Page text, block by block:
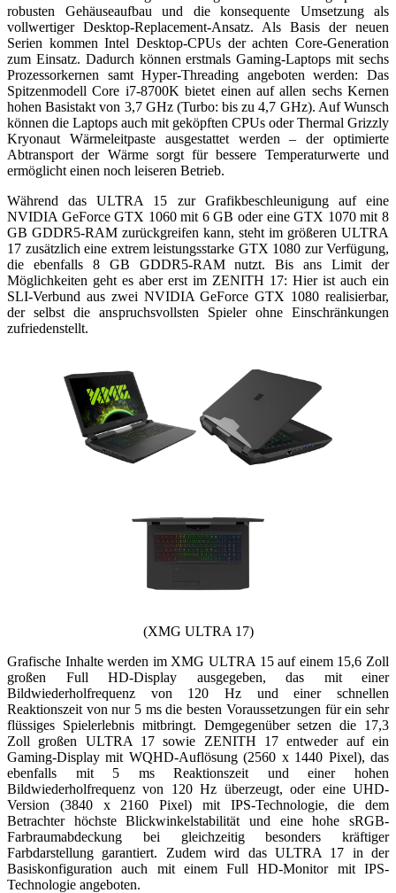
robusten Gehäuseaufbau und die konsequente Umsetzung als
vollwertiger Desktop-Replacement-Ansatz. Als Basis der neuen
Serien kommen Intel Desktop-CPUs der achten Core-Generation
zum Einsatz. Dadurch können erstmals Gaming-Laptops mit sechs
Prozessorkernen samt Hyper-Threading angeboten werden: Das
Spitzenmodell Core i7-8700K bietet einen auf allen sechs Kernen
hohen Basistakt von 3,7 GHz (Turbo: bis zu 4,7 GHz). Auf Wunsch
können die Laptops auch mit geköpften CPUs oder Thermal Grizzly
Kryonaut Wärmeleitpaste ausgestattet werden – der optimierte
Abtransport der Wärme sorgt für bessere Temperaturwerte und
ermöglicht einen noch leiseren Betrieb.
Während das ULTRA 15 zur Grafikbeschleunigung auf eine
NVIDIA GeForce GTX 1060 mit 6 GB oder eine GTX 1070 mit 8
GB GDDR5-RAM zurückgreifen kann, steht im größeren ULTRA
17 zusätzlich eine extrem leistungsstarke GTX 1080 zur Verfügung,
die ebenfalls 8 GB GDDR5-RAM nutzt. Bis ans Limit der
Möglichkeiten geht es aber erst im ZENITH 17: Hier ist auch ein
SLI-Verbund aus zwei NVIDIA GeForce GTX 1080 realisierbar,
der selbst die anspruchsvollsten Spieler ohne Einschränkungen
zufriedenstellt.
(XMG ULTRA 17)
Grafische Inhalte werden im XMG ULTRA 15 auf einem 15,6 Zoll
großen Full HD-Display ausgegeben, das mit einer
Bildwiederholfrequenz von 120 Hz und einer schnellen
Reaktionszeit von nur 5 ms die besten Voraussetzungen für ein sehr
flüssiges Spielerlebnis mitbringt. Demgegenüber setzen die 17,3
Zoll großen ULTRA 17 sowie ZENITH 17 entweder auf ein
Gaming-Display mit WQHD-Auflösung (2560 x 1440 Pixel), das
ebenfalls mit 5 ms Reaktionszeit und einer hohen
Bildwiederholfrequenz von 120 Hz überzeugt, oder eine UHD-
Version (3840 x 2160 Pixel) mit IPS-Technologie, die dem
Betrachter höchste Blickwinkelstabilität und eine hohe sRGB-
Farbraumabdeckung bei gleichzeitig besonders kräftiger
Farbdarstellung garantiert. Zudem wird das ULTRA 17 in der
Basiskonfiguration auch mit einem Full HD-Monitor mit IPS-
Technologie angeboten.